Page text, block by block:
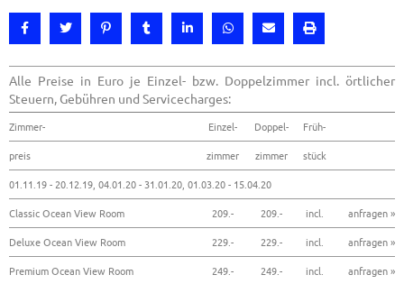
Alle Preise in Euro je Einzel- bzw. Doppelzimmer incl. örtlicher
Steuern, Gebühren und Servicecharges:
Zimmer- Einzel- Doppel-
Früh-
preis
zimmer zimmer
stück
01.11.19 - 20.12.19, 04.01.20 - 31.01.20, 01.03.20 - 15.04.20
Classic Ocean View Room
209.- 209.- incl.
anfragen »
Deluxe Ocean View Room
229.- 229.- incl.
anfragen »
Premium Ocean View Room
249.- 249.- incl.
anfragen »